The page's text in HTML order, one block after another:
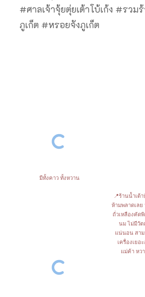
#ศาลเจ้าจุ้ยตุ่ยเต้าโบ้เก้ง #รวม
ภูเก็ต #หรอยจังภูเก็ต
มีทั้งคาว ทั้งหวาน
📍ร้านน้ำเต้าหู้ by
ห้ามพลาดเลย
ถั่วเหลืองคัด
นม ไม่มีวั
แน่นอน สาม
เครื่องเยอ
แม่ค้า หว